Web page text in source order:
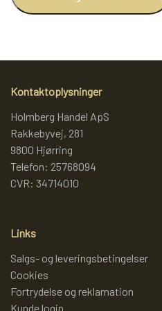
Kontaktoplysninger
Holmberg Handel ApS
Rakkebyvej, 281
9800 Hjørring
Telefon: 25768094
CVR: 34714010
Links
Salgs- og leveringsbetingelser
Cookies
Fortrydelse og reklamation
Kunde login